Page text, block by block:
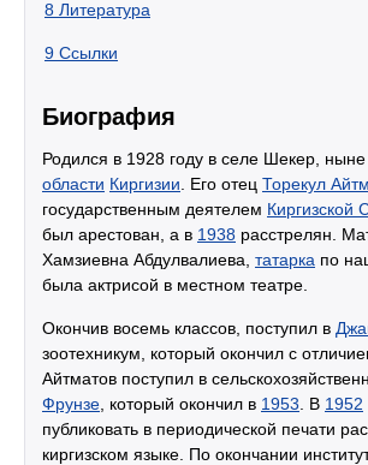
8 Литература
9 Ссылки
Биография
Родился в 1928 году в селе Шекер, ныне
области Киргизии . Его отец Торекул
государственным деятелем Киргизской
был арестован, а в 1938 расстрелян.
Хамзиевна Абдулвалиева, татарка по
была актрисой в местном театре.
Окончив восемь классов, поступил в
зоотехникум, который окончил с
Айтматов поступил в
Фрунзе , который окончил в 1953 . В 1952
публиковать в периодической печати
киргизском языке. По окончании